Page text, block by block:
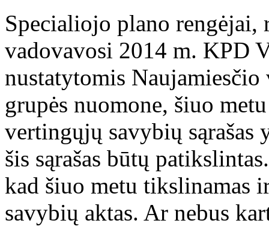
Specialiojo plano rengėjai,
vadovavosi 2014 m. KPD
nustatytomis
grupės nuomone, šiuo
vertingųjų savybių sąrašas
šis sąrašas būtų
kad šiuo metu tikslinamas
savybių aktas. Ar nebus